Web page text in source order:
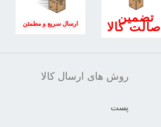
تضمین
اصالت کالا ارسال سریع و مطمئن
روش های ارسال کالا
پست